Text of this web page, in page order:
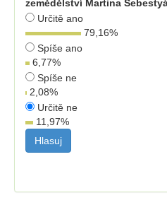
zemědělství Martina
Určitě ano
79,16%
Spíše ano
6,77%
Spíše ne
2,08%
Určitě ne
11,97%